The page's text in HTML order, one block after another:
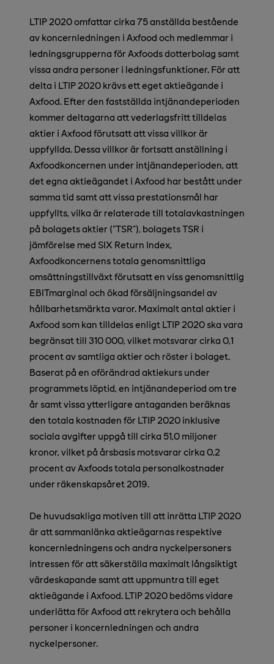
LTIP 2020 omfattar cirka 75 anställda bestående
av koncernledningen i Axfood och medlemmar i
ledningsgrupperna för Axfoods dotterbolag samt
vissa andra personer i ledningsfunktioner. För att
delta i LTIP 2020 krävs ett eget aktieägande i
Axfood. Efter den fastställda intjänandeperioden
kommer deltagarna att vederlagsfritt tilldelas
aktier i Axfood förutsatt att vissa villkor är
uppfyllda. Dessa villkor är fortsatt anställning i
Axfoodkoncernen under intjänandeperioden, att
det egna aktieägandet i Axfood har bestått under
samma tid samt att vissa prestationsmål har
uppfyllts, vilka är relaterade till totalavkastningen
på bolagets aktier ("TSR"), bolagets TSR i
jämförelse med SIX Return Index,
Axfoodkoncernens totala genomsnittliga
omsättningstillväxt förutsatt en viss genomsnittlig
EBITmarginal och ökad försäljningsandel av
hållbarhetsmärkta varor. Maximalt antal aktier i
Axfood som kan tilldelas enligt LTIP 2020 ska vara
begränsat till 310 000, vilket motsvarar cirka 0,1
procent av samtliga aktier och röster i bolaget.
Baserat på en oförändrad aktiekurs under
programmets löptid, en intjänandeperiod om tre
år samt vissa ytterligare antaganden beräknas
den totala kostnaden för LTIP 2020 inklusive
sociala avgifter uppgå till cirka 51,0 miljoner
kronor, vilket på årsbasis motsvarar cirka 0,2
procent av Axfoods totala personalkostnader
under räkenskapsåret 2019.
De huvudsakliga motiven till att inrätta LTIP 2020
är att sammanlänka aktieägarnas respektive
koncernledningens och andra nyckelpersoners
intressen för att säkerställa maximalt långsiktigt
värdeskapande samt att uppmuntra till eget
aktieägande i Axfood. LTIP 2020 bedöms vidare
underlätta för Axfood att rekrytera och behålla
personer i koncernledningen och andra
nyckelpersoner.